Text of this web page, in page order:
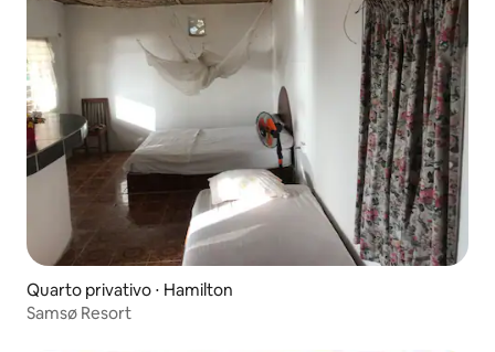
Quarto privativo ⋅ Hamilton
Samsø Resort